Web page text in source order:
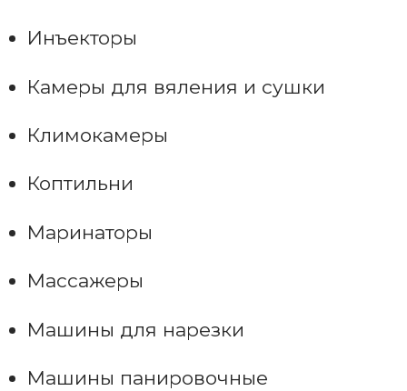
Инъекторы
Камеры для вяления и сушки
Климокамеры
Коптильни
Маринаторы
Массажеры
Машины для нарезки
Машины панировочные